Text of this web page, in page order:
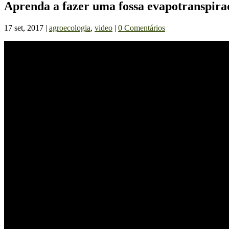
Aprenda a fazer uma fossa
17 set, 2017 | agroecologia, video | 0 Comentários